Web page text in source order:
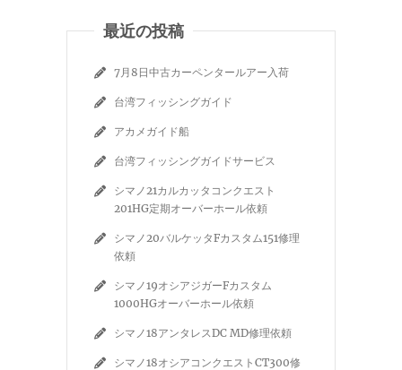
最近の投稿
7月8日中古カーペンタールアー入荷
台湾フィッシングガイド
アカメガイド船
台湾フィッシングガイドサービス
シマノ21カルカッタコンクエスト
201HG定期オーバーホール依頼
シマノ20バルケッタFカスタム151修理
依頼
シマノ19オシアジガーFカスタム
1000HGオーバーホール依頼
シマノ18アンタレスDC MD修理依頼
シマノ18オシアコンクエストCT300修